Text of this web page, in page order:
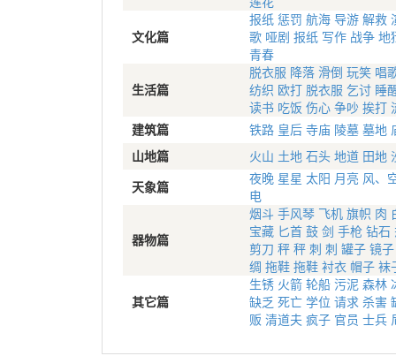
文化篇
报纸 惩罚 航海 导游 解救
歌 哑剧 报纸 写作 战争 地
青春
生活篇
脱衣服 降落 滑倒 玩笑 唱
纺织 欧打 脱衣服 乞讨 睡
读书 吃饭 伤心 争吵 挨打
建筑篇
铁路 皇后 寺庙 陵墓 墓地
山地篇
火山 土地 石头 地道 田地
天象篇
夜晚 星星 太阳 月亮 风、
电
器物篇
烟斗 手风琴 飞机 旗帜 肉
宝藏 匕首 鼓 剑 手枪 钻石
剪刀 秤 秤 刺 刺 罐子 镜子
绸 拖鞋 拖鞋 衬衣 帽子 袜
其它篇
生锈 火箭 轮船 污泥 森林
缺乏 死亡 学位 请求 杀害
贩 清道夫 疯子 官员 士兵